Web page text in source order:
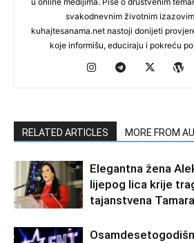
svakodnevnim životnim
kuhajtesanama.net nastoji donijeti
koje informišu, educiraju i pokreću
RELATED ARTICLES MORE FROM
Elegantna žena
lijepog lica krije
tajanstvena